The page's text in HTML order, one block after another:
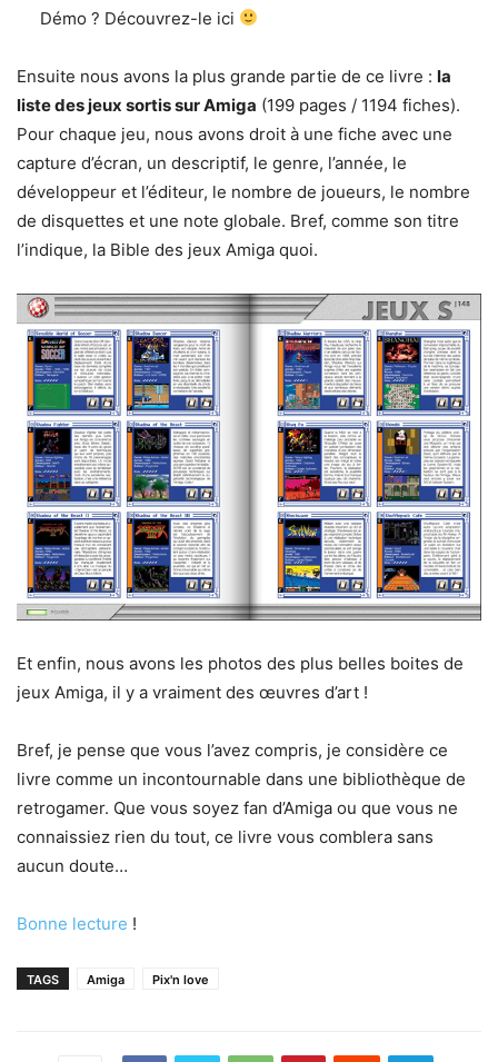
Démo ? Découvrez-le ici
Ensuite nous avons la plus grande partie de ce livre : la
liste des jeux sortis sur Amiga (199 pages / 1194 fiches).
Pour chaque jeu, nous avons droit à une fiche avec une
capture d’écran, un descriptif, le genre, l’année, le
développeur et l’éditeur, le nombre de joueurs, le nombre
de disquettes et une note globale. Bref, comme son titre
l’indique, la Bible des jeux Amiga quoi.
Et enfin, nous avons les photos des plus belles boites de
jeux Amiga, il y a vraiment des œuvres d’art !
Bref, je pense que vous l’avez compris, je considère ce
livre comme un incontournable dans une bibliothèque de
retrogamer. Que vous soyez fan d’Amiga ou que vous ne
connaissiez rien du tout, ce livre vous comblera sans
aucun doute…
Bonne lecture !
TAGS Amiga Pix'n love